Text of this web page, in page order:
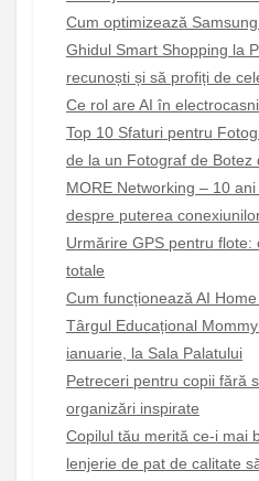
Cum optimizează
Ghidul Smart Shopping la
recunoști și să profiți de
Ce rol are AI în
Top 10 Sfaturi pentru
de la un Fotograf de Botez
MORE Networking – 10
despre puterea
Urmărire GPS pentru flote:
totale
Cum funcționează AI
Târgul Educațional
ianuarie, la Sala Palatului
Petreceri pentru copii fără
organizări inspirate
Copilul tău merită ce-i mai
lenjerie de pat de calitate